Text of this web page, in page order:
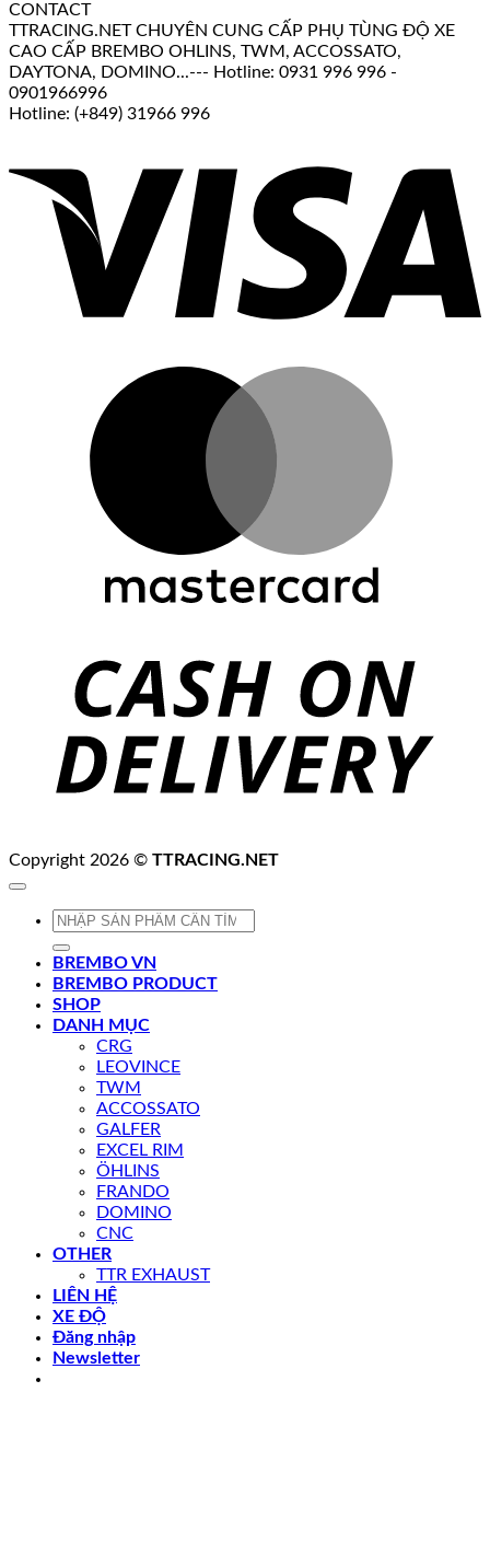
CONTACT
TTRACING.NET CHUYÊN CUNG CẤP PHỤ TÙNG ĐỘ XE
CAO CẤP BREMBO OHLINS, TWM, ACCOSSATO,
DAYTONA, DOMINO...--- Hotline: 0931 996 996 -
0901966996
Hotline: (+849) 31966 996
Copyright 2026 © TTRACING.NET
Tìm
BREMBO VN
BREMBO PRODUCT
SHOP
DANH MỤC
CRG
LEOVINCE
TWM
ACCOSSATO
GALFER
EXCEL RIM
ÖHLINS
FRANDO
DOMINO
CNC
OTHER
TTR EXHAUST
LIÊN HỆ
XE ĐỘ
Đăng nhập
Newsletter